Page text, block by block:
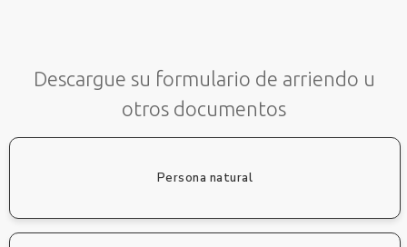
Descargue su formulario de arriendo u
otros documentos
Persona natural